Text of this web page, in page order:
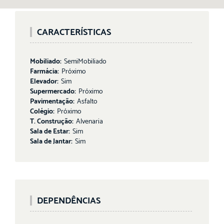
CARACTERÍSTICAS
Mobiliado: SemiMobiliado
Farmácia: Próximo
Elevador: Sim
Supermercado: Próximo
Pavimentação: Asfalto
Colégio: Próximo
T. Construção: Alvenaria
Sala de Estar: Sim
Sala de Jantar: Sim
DEPENDÊNCIAS